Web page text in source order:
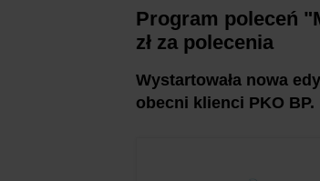
Program poleceń
zł za polecenia
Wystartowała nowa
obecni klienci PKO BP.